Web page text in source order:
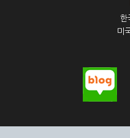
부 또는 일부를 일시적
③ 기타 회사는 서비스를
④ 회사는 제 2항 및 제 3
여 배상하지 않습니다.
제3장 권리 및 의무
한
미